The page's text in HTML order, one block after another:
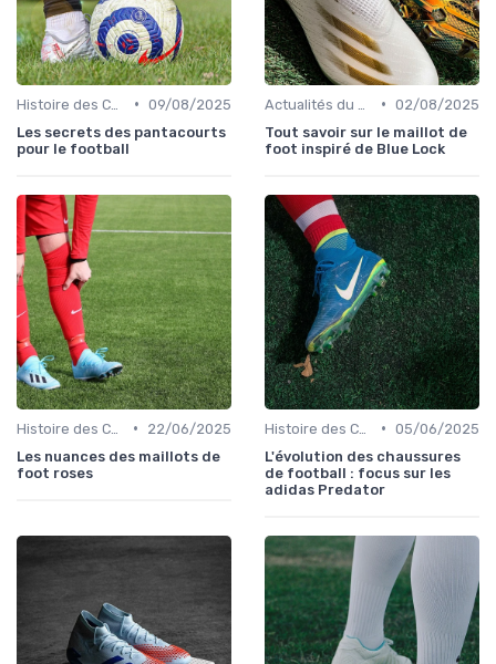
• 09/08/2025
Les secrets des pantacourts
pour le football
• 02/08/2025
Tout savoir sur le maillot de
foot inspiré de Blue Lock
•
22/06/2025
Les nuances des maillots de
foot roses
• 05/06/2025
L'évolution des chaussures
de football : focus sur les
adidas Predator